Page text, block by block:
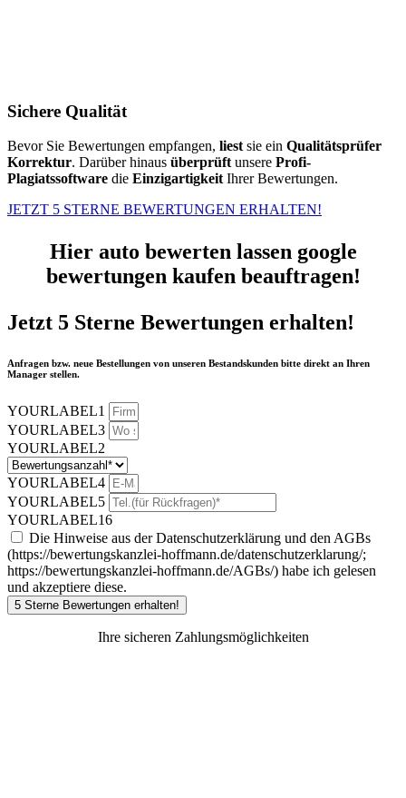
Sichere Qualität
Bevor Sie Bewertungen empfangen, liest sie ein Qualitätsprüfer
Korrektur. Darüber hinaus überprüft unsere Profi-
Plagiatssoftware die Einzigartigkeit Ihrer Bewertungen.
JETZT 5 STERNE BEWERTUNGEN ERHALTEN!
Hier auto bewerten lassen google
bewertungen kaufen beauftragen!
Jetzt 5 Sterne Bewertungen erhalten!
Anfragen bzw. neue Bestellungen von unseren Bestandskunden bitte direkt an Ihren
Manager stellen.
YOURLABEL1
YOURLABEL3
YOURLABEL2
YOURLABEL4
YOURLABEL5
YOURLABEL16
Die Hinweise aus der Datenschutzerklärung und den AGBs
(https://bewertungskanzlei-hoffmann.de/datenschutzerklarung/;
https://bewertungskanzlei-hoffmann.de/AGBs/) habe ich gelesen
und akzeptiere diese.
5 Sterne Bewertungen erhalten!
Ihre sicheren Zahlungsmöglichkeiten